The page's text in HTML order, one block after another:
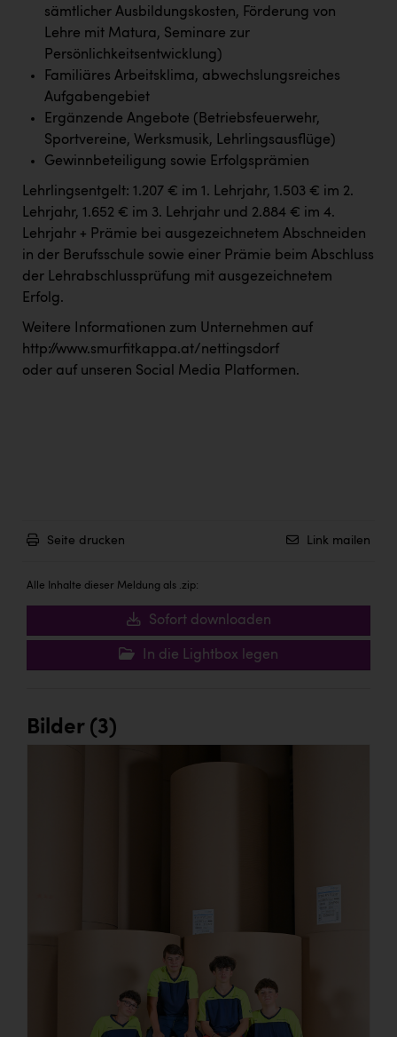
sämtlicher Ausbildungskosten, Förderung von
Lehre mit Matura, Seminare zur
Persönlichkeitsentwicklung)
Familiäres Arbeitsklima, abwechslungsreiches
Aufgabengebiet
Ergänzende Angebote (Betriebsfeuerwehr,
Sportvereine, Werksmusik, Lehrlingsausflüge)
Gewinnbeteiligung sowie Erfolgsprämien
Lehrlingsentgelt: 1.207 € im 1. Lehrjahr, 1.503 € im 2.
Lehrjahr, 1.652 € im 3. Lehrjahr und 2.884 € im 4.
Lehrjahr + Prämie bei ausgezeichnetem Abschneiden
in der Berufsschule sowie einer Prämie beim Abschluss
der Lehrabschlussprüfung mit ausgezeichnetem
Erfolg.
Weitere Informationen zum Unternehmen auf
http://www.smurfitkappa.at/nettingsdorf
oder auf unseren Social Media Platformen.
Seite drucken Link mailen
Alle Inhalte dieser Meldung als .zip:
Sofort downloaden
In die Lightbox legen
Bilder (3)